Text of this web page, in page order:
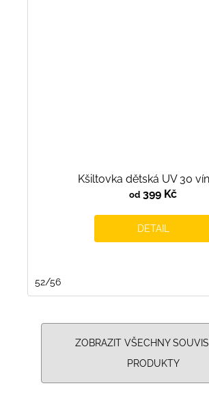
Kšiltovka dětská UV 30
od 399 Kč
DETAIL
52/56
ZOBRAZIT VŠECHNY
PRODUKTY